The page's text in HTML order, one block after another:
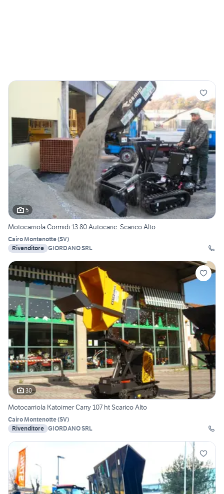
5
Motocarriola Cormidi 13.80 Autocaric. Scarico Alto
Cairo Montenotte(SV)
Rivenditore GIORDANO SRL
30
Motocarriola Katoimer Carry 107 ht Scarico Alto
Cairo Montenotte(SV)
Rivenditore GIORDANO SRL